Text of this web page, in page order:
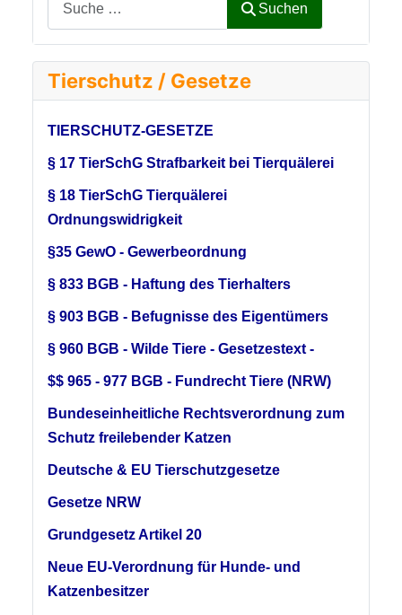
Suchen
Tierschutz / Gesetze
TIERSCHUTZ-GESETZE
§ 17 TierSchG Strafbarkeit bei Tierquälerei
§ 18 TierSchG Tierquälerei
Ordnungswidrigkeit
§35 GewO - Gewerbeordnung
§ 833 BGB - Haftung des Tierhalters
§ 903 BGB - Befugnisse des Eigentümers
§ 960 BGB - Wilde Tiere - Gesetzestext -
$$ 965 - 977 BGB - Fundrecht Tiere (NRW)
Bundeseinheitliche Rechtsverordnung zum
Schutz freilebender Katzen
Deutsche & EU Tierschutzgesetze
Gesetze NRW
Grundgesetz Artikel 20
Neue EU-Verordnung für Hunde- und
Katzenbesitzer